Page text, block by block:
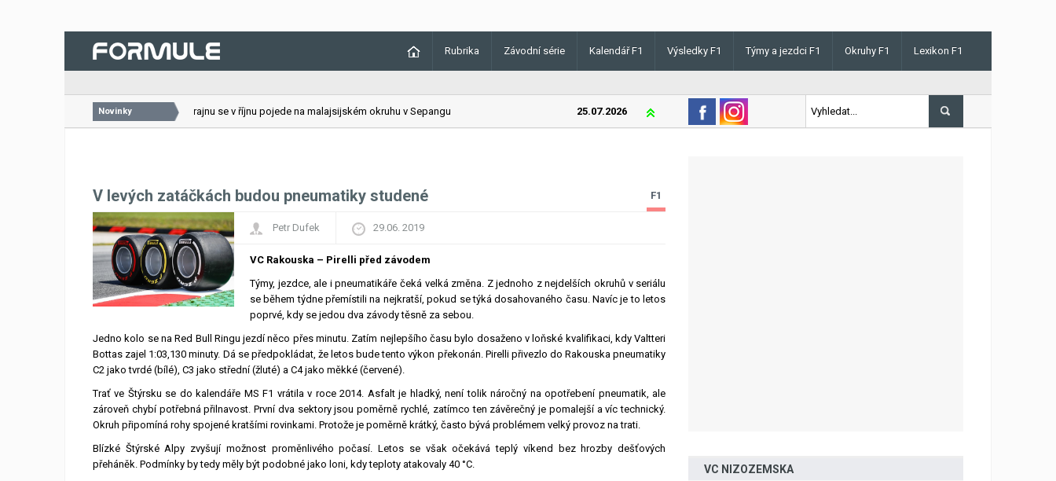
Rubrika Závodní série Kalendář F1 Výsledky F1 Týmy a jezdci F1 Okruhy F1 Lexikon F1
Novinky
26.07.2026 VC Bahrajnu se v říjnu pojede na malajsijském okruhu v Sepangu 25.07.2026 Lando Norris v Maďarsku letos poprvé vyhrál kvalifikaci
V levých zatáčkách budou pneumatiky studené F1
Petr Dufek 29.06. 2019
VC Rakouska – Pirelli před závodem
Týmy, jezdce, ale i pneumatikáře čeká velká změna. Z jednoho z nejdelších okruhů v seriálu
se během týdne přemístili na nejkratší, pokud se týká dosahovaného času. Navíc je to letos
poprvé, kdy se jedou dva závody těsně za sebou.
Jedno kolo se na Red Bull Ringu jezdí něco přes minutu. Zatím nejlepšího času bylo dosaženo v loňské kvalifikaci, kdy Valtteri
Bottas zajel 1:03,130 minuty. Dá se předpokládat, že letos bude tento výkon překonán. Pirelli přivezlo do Rakouska pneumatiky
C2 jako tvrdé (bílé), C3 jako střední (žluté) a C4 jako měkké (červené).
Trať ve Štýrsku se do kalendáře MS F1 vrátila v roce 2014. Asfalt je hladký, není tolik náročný na opotřebení pneumatik, ale
zároveň chybí potřebná přilnavost. První dva sektory jsou poměrně rychlé, zatímco ten závěrečný je pomalejší a víc technický.
Okruh připomíná rohy spojené kratšími rovinkami. Protože je poměrně krátký, často bývá problémem velký provoz na trati.
Blízké Štýrské Alpy zvyšují možnost proměnlivého počasí. Letos se však očekává teplý víkend bez hrozby dešťových
přeháněk. Podmínky by tedy měly být podobné jako loni, kdy teploty atakovaly 40 °C.
VC NIZOZEMSKA